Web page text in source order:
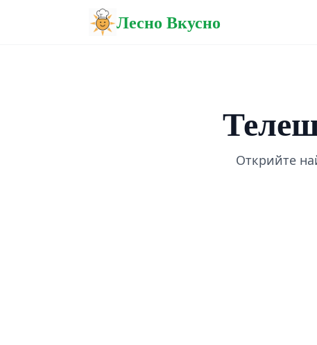
Лесно Вкусно
Открийте